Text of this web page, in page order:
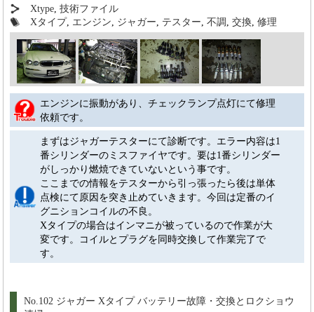
Xtype ,技術ファイル
Xタイプ, エンジン ジャガー テスター ,不調 ,交換 ,修理
エンジンに振動があり、チェックランプ点灯にて修理
依頼です。
まずはジャガーテスターにて診断です。エラー内容は1
番シリンダーのミスファイヤです。要は1番シリンダー
がしっかり燃焼できていないという事です。
ここまでの情報をテスターから引っ張ったら後は単体
点検にて原因を突き止めていきます。今回は定番のイ
グニションコイルの不良。
Xタイプの場合はインマニが被っているので作業が大
変です。コイルとプラグを同時交換して作業完了で
す。
No.102 ジャガー Xタイプ バッテリー故障・交換とロクショウ